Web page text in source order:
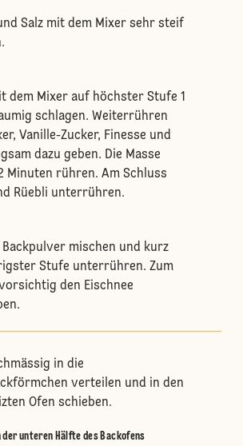
Salz mit dem Mixer sehr steif
dem Mixer auf höchster Stufe 1
schlagen. Weiterrühren
Vanille-Zucker, Finesse und
dazu geben. Die Masse
Minuten rühren. Am Schluss
Rüebli unterrühren.
Backpulver mischen und kurz
Stufe unterrühren. Zum
den Eischnee
in die
verteilen und in den
Ofen schieben.
der unteren Hälfte des Backofens